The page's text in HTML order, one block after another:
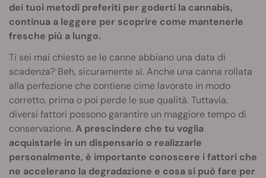
dei tuoi metodi preferiti per goderti la cannabis,
continua a leggere per scoprire come mantenerle
fresche più a lungo.
Ti sei mai chiesto se le canne abbiano una data di
scadenza? Beh, sicuramente sì. Anche una canna rollata
alla perfezione che contiene cime lavorate in modo
corretto, prima o poi perde le sue qualità. Tuttavia,
diversi fattori possono garantire un maggiore tempo di
conservazione.A prescindere che tu voglia
acquistarle in un dispensario o realizzarle
personalmente, è importante conoscere i fattori che
ne accelerano la degradazione e cosa si può fare per